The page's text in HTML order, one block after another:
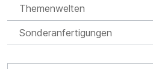
Themenwelten
Sonderanfertigungen